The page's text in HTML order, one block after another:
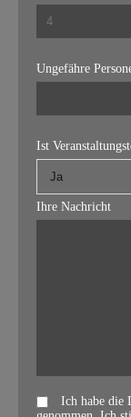
Ungefähre
Ist
Ihre Nachricht
Ich habe die